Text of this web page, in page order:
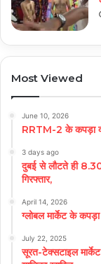
Most Viewed
June 10, 2026
RRTM-2 के कपड़ा
3 days ago
दुबई से लौटते ही
गिरफ्तार,
April 14, 2026
ग्लोबल मार्केट के कपड़ा
July 22, 2025
सूरत-टेक्सटाइल